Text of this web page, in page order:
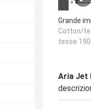
Grande
Cotton/
tesse
Aria Jet